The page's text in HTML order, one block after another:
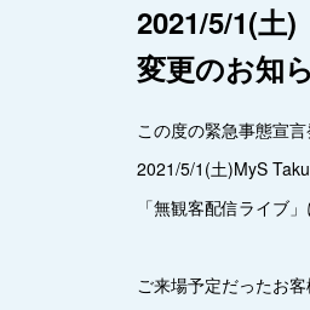
2021/5/1(土)
変更のお知
この度の緊急事態宣言
2021/5/1(土)MyS
「無観客配信ライブ
ご来場予定だったお